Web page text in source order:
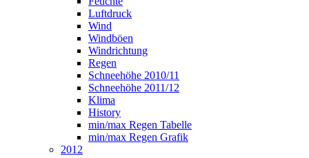
Luftdruck
Wind
Windböen
Windrichtung
Regen
Schneehöhe 2010/11
Schneehöhe 2011/12
Klima
History
min/max Regen Tabelle
min/max Regen Grafik
2012